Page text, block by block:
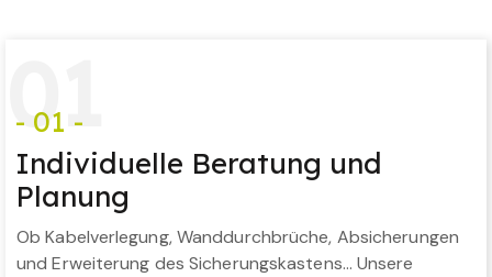
01
- 01 -
Individuelle Beratung und
Planung
Ob Kabelverlegung, Wanddurchbrüche, Absicherungen
und Erweiterung des Sicherungskastens… Unsere